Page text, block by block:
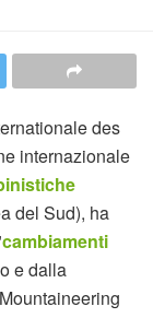
des
internazionale
del Sud), ha
cambiamenti
e dalla